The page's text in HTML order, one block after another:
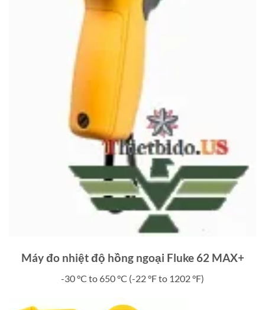
Máy đo nhiệt độ hồng ngoại Fluke 62 MAX+
-30 °C to 650 °C (-22 °F to 1202 °F)